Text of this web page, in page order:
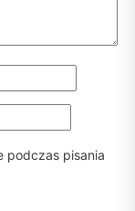
podczas pisania